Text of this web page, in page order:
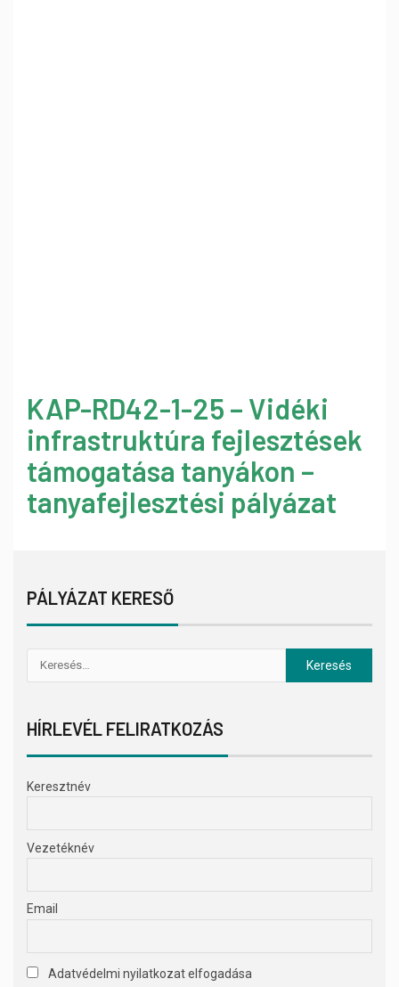
KAP-RD42-1-25 – Vidéki
infrastruktúra fejlesztések
támogatása tanyákon –
tanyafejlesztési pályázat
PÁLYÁZAT KERESŐ
HÍRLEVÉL FELIRATKOZÁS
Keresztnév
Vezetéknév
Email
Adatvédelmi nyilatkozat elfogadása